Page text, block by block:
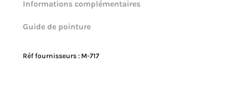
Informations complémentaires
Guide de pointure
Réf fournisseurs : M-717